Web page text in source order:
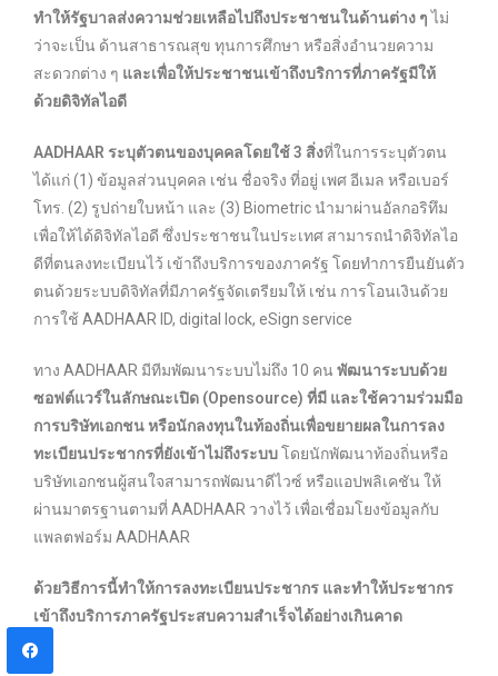
ทำให้รัฐบาลส่งความช่วยเหลือไปถึงประชาชนในด้านต่าง ๆไม่
ว่าจะเป็น ด้านสาธารณสุข ทุนการศึกษา หรือสิ่งอำนวยความ
สะดวกต่าง ๆ และเพื่อให้ประชาชนเข้าถึงบริการที่ภาครัฐมีให้
ด้วยดิจิทัลไอดี
AADHAAR ระบุตัวตนของบุคคลโดยใช้ 3 สิ่งที่ในการระบุตัวตน
ได้แก่ (1) ข้อมูลส่วนบุคคล เช่น ชื่อจริง ที่อยู่ เพศ อีเมล หรือเบอร์
โทร. (2) รูปถ่ายใบหน้า และ (3) Biometric นำมาผ่านอัลกอริทึม
เพื่อให้ได้ดิจิทัลไอดี ซึ่งประชาชนในประเทศ สามารถนำดิจิทัลไอ
ดีที่ตนลงทะเบียนไว้ เข้าถึงบริการของภาครัฐ โดยทำการยืนยันตัว
ตนด้วยระบบดิจิทัลที่มีภาครัฐจัดเตรียมให้ เช่น การโอนเงินด้วย
การใช้ AADHAAR ID, digital lock, eSign service
ทาง AADHAAR มีทีมพัฒนาระบบไม่ถึง 10 คน พัฒนาระบบด้วย
ซอฟต์แวร์ในลักษณะเปิด (Opensource) ที่มี และใช้ความร่วมมือ
การบริษัทเอกชน หรือนักลงทุนในท้องถิ่นเพื่อขยายผลในการลง
ทะเบียนประชากรที่ยังเข้าไม่ถึงระบบโดยนักพัฒนาท้องถิ่นหรือ
บริษัทเอกชนผู้สนใจสามารถพัฒนาดีไวซ์ หรือแอปพลิเคชัน ให้
ผ่านมาตรฐานตามที่ AADHAAR วางไว้ เพื่อเชื่อมโยงข้อมูลกับ
แพลตฟอร์ม AADHAAR
ด้วยวิธีการนี้ทำให้การลงทะเบียนประชากร และทำให้ประชากร
เข้าถึงบริการภาครัฐประสบความสำเร็จได้อย่างเกินคาด